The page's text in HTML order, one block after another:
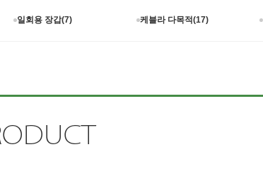
일회용 장갑(7) 케블라 다목적(17)